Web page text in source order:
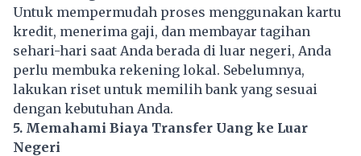
Untuk mempermudah proses menggunakan kartu
kredit, menerima gaji, dan membayar tagihan
sehari-hari saat Anda berada di luar negeri, Anda
perlu membuka rekening lokal. Sebelumnya,
lakukan riset untuk memilih bank yang sesuai
dengan kebutuhan Anda.
5. Memahami Biaya Transfer Uang ke Luar
Negeri